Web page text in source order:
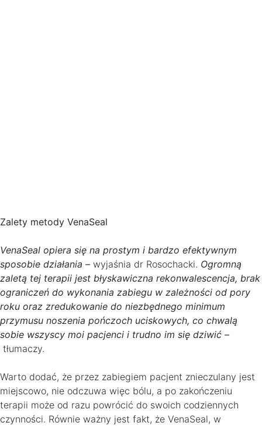
Zalety metody VenaSeal
VenaSeal opiera się na prostym i bardzo efektywnym
sposobie działania – wyjaśnia dr Rosochacki. Ogromną
zaletą tej terapii jest błyskawiczna rekonwalescencja, brak
ograniczeń do wykonania zabiegu w zależności od pory
roku oraz zredukowanie do niezbędnego minimum
przymusu noszenia pończoch uciskowych, co chwalą
sobie wszyscy moi pacjenci i trudno im się dziwić –
tłumaczy.
Warto dodać, że przez zabiegiem pacjent znieczulany jest
miejscowo, nie odczuwa więc bólu, a po zakończeniu
terapii może od razu powrócić do swoich codziennych
czynności. Równie ważny jest fakt, że VenaSeal, w